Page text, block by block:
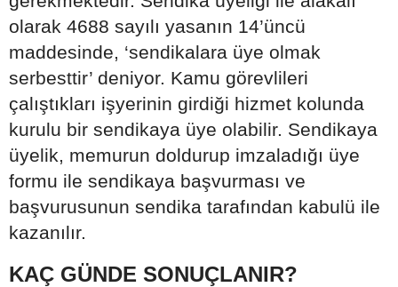
olarak 4688 sayılı yasanın 14’üncü
maddesinde, ‘sendikalara üye olmak
serbesttir’ deniyor. Kamu görevlileri
çalıştıkları işyerinin girdiği hizmet kolunda
kurulu bir sendikaya üye olabilir. Sendikaya
üyelik, memurun doldurup imzaladığı üye
formu ile sendikaya başvurması ve
başvurusunun sendika tarafından kabulü ile
kazanılır.
KAÇ GÜNDE SONUÇLANIR?